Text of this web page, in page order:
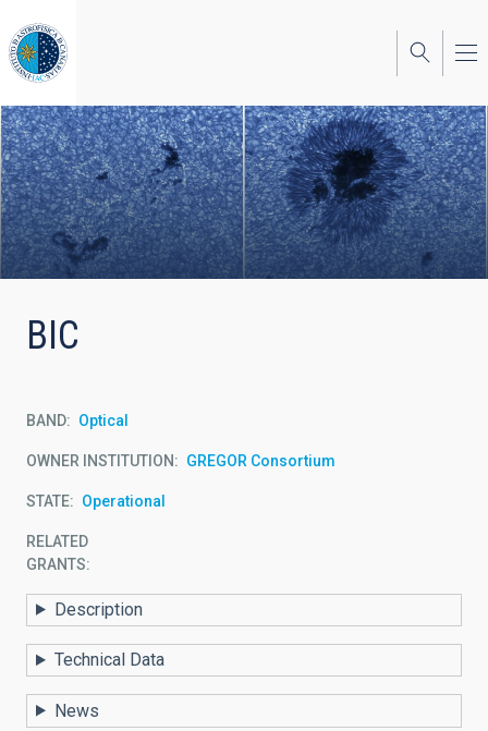
to
main
content
BIC
BAND Optical
OWNER INSTITUTION GREGOR Consortium
STATE Operational
RELATED
GRANTS:
Description
Technical Data
News